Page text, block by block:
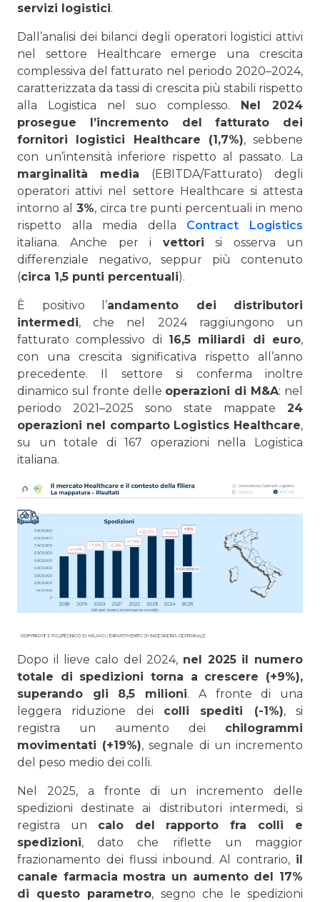
servizi logistici.
Dall’analisi dei bilanci degli operatori logistici attivi
nel settore Healthcare emerge una crescita
complessiva del fatturato nel periodo 2020–2024,
caratterizzata da tassi di crescita più stabili rispetto
alla Logistica nel suo complesso. Nel 2024
prosegue l’incremento del fatturato dei
fornitori logistici Healthcare (1,7%), sebbene
con un’intensità inferiore rispetto al passato. La
marginalità media (EBITDA/Fatturato) degli
operatori attivi nel settore Healthcare si attesta
intorno al 3%, circa tre punti percentuali in meno
rispetto alla media della Contract Logistics
italiana. Anche per i vettori si osserva un
differenziale negativo, seppur più contenuto
(circa 1,5 punti percentuali).
È positivo l’andamento dei distributori
intermedi, che nel 2024 raggiungono un
fatturato complessivo di 16,5 miliardi di euro,
con una crescita significativa rispetto all’anno
precedente. Il settore si conferma inoltre
dinamico sul fronte delle operazioni di M&A: nel
periodo 2021–2025 sono state mappate 24
operazioni nel comparto Logistics Healthcare,
su un totale di 167 operazioni nella Logistica
italiana.
Dopo il lieve calo del 2024, nel 2025 il numero
totale di spedizioni torna a crescere (+9%),
superando gli 8,5 milioni. A fronte di una
leggera riduzione dei colli spediti (-1%), si
registra un aumento dei chilogrammi
movimentati (+19%), segnale di un incremento
del peso medio dei colli.
Nel 2025, a fronte di un incremento delle
spedizioni destinate ai distributori intermedi, si
registra un calo del rapporto fra colli e
spedizioni, dato che riflette un maggior
frazionamento dei flussi inbound. Al contrario, il
canale farmacia mostra un aumento del 17%
di questo parametro, segno che le spedizioni